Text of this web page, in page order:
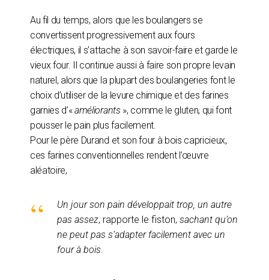
Au fil du temps, alors que les boulangers se
convertissent progressivement aux fours
électriques, il s’attache à son savoir-faire et garde le
vieux four. Il continue aussi à faire son propre levain
naturel, alors que la plupart des boulangeries font le
choix d’utiliser de la levure chimique et des farines
garnies d’«améliorants », comme le gluten, qui font
pousser le pain plus facilement.
Pour le père Durand et son four à bois capricieux,
ces farines conventionnelles rendent l’œuvre
aléatoire,
Un jour son pain développait trop, un autre
pas assez, rapporte le fiston, sachant qu’on
ne peut pas s’adapter facilement avec un
four à bois